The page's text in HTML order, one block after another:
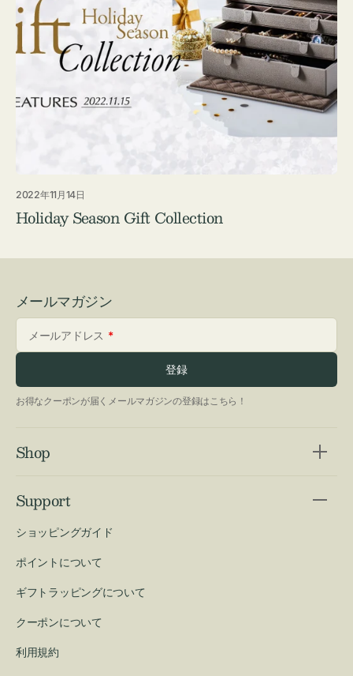
2022年11月14日
Holiday Season Gift Collection
Shop
Support
ショッピングガイド
ポイントについて
ギフトラッピングについて
クーポンについて
利用規約
メールマガジン
メールアドレス
登録
お得なクーポンが届くメールマガジンの登録はこちら！